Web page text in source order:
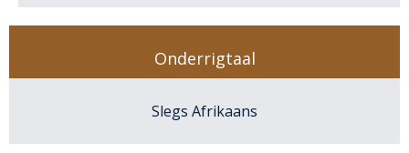
Onderrigtaal
Slegs Afrikaans